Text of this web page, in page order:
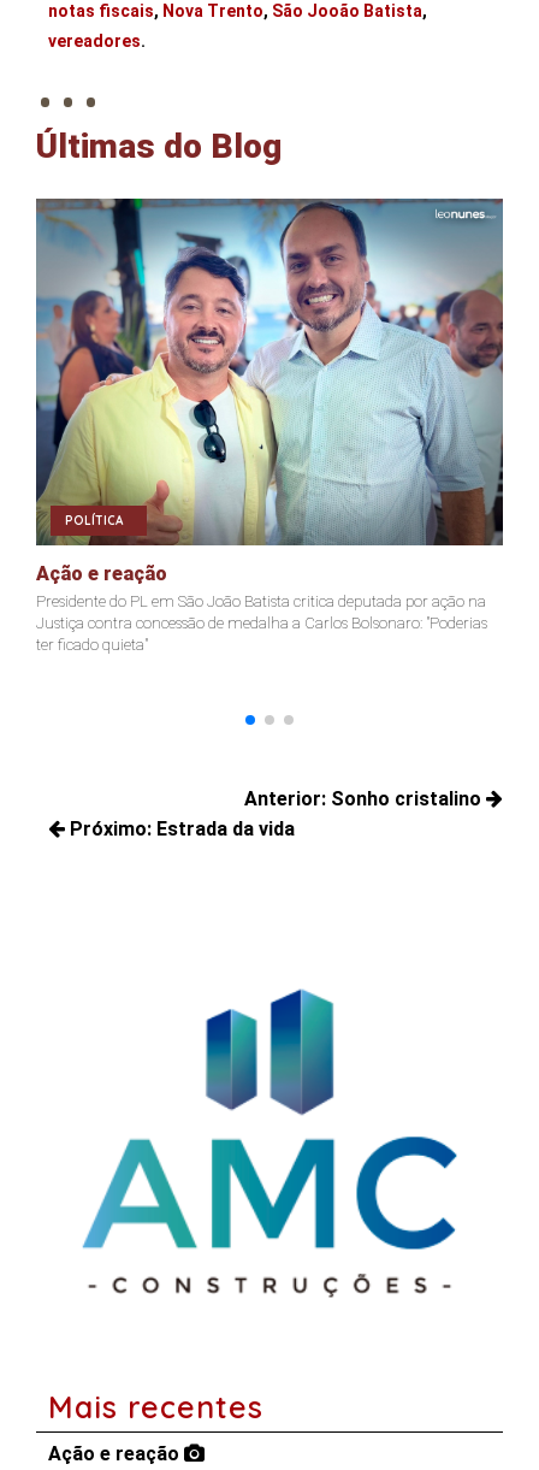
notas fiscais, Nova Trento, São Jooão Batista,
vereadores.
. . .
Últimas do Blog
POLÍTICA
Ação e reação
Presidente do PL em São João Batista critica deputada por ação na
Justiça contra concessão de medalha a Carlos Bolsonaro: "Poderias
ter ficado quieta"
de
Anterior: Sonho cristalino
Próximo: Estrada da vida
Mais recentes
Ação e reação